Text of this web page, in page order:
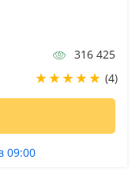
316 425
(4)
09:00